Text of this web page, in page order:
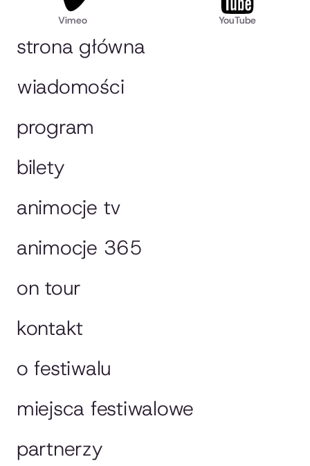
strona główna
wiadomości
program
bilety
animocje tv
animocje 365
on tour
kontakt
o festiwalu
miejsca festiwalowe
partnerzy
Vimeo YouTube